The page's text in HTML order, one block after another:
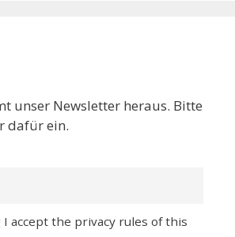
unser Newsletter heraus. Bitte
dafür ein.
accept the privacy rules of this